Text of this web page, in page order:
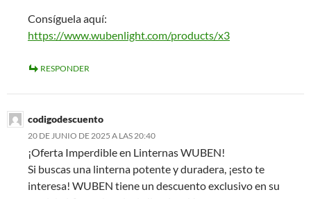
Consíguela aquí:
https://www.wubenlight.com/products/x3
RESPONDER
codigodescuento
20 DE JUNIO DE 2025 A LAS 20:40
¡Oferta Imperdible en Linternas WUBEN!
Si buscas una linterna potente y duradera, ¡esto te
interesa! WUBEN tiene un descuento exclusivo en su